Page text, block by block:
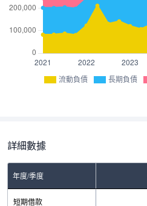
流動負債 長期負債
詳細數據
年度/季度
短期借款